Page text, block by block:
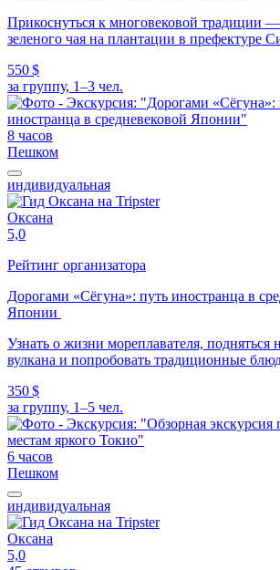
Прикоснуться к многовековой традиции
зеленого чая на плантации в префектуре
550 $
за группу, 1–3 чел.
8 часов
Пешком
индивидуальная
Оксана
5,0
Рейтинг организатора
Дорогами «Сёгуна»: путь иностранца в
Японии
Узнать о жизни мореплавателя, подняться
вулкана и попробовать традиционные
350 $
за группу, 1–5 чел.
6 часов
Пешком
индивидуальная
Оксана
5,0